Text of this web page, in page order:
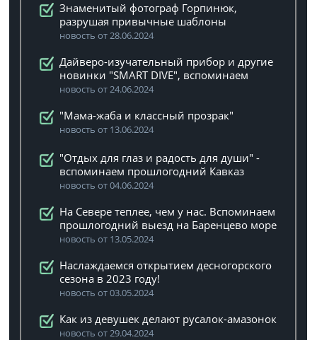
Знаменитый фотограф Горпинюк,
разрушая привычные шаблоны
новость от 28.06.2024
Дайверо-изучательный прибор и другие
новинки "SMART DIVE", вспоминаем
новость от 24.06.2024
"Мама-жаба и классный прозрак"
новость от 13.06.2024
"Отдых для глаз и радость для души" -
вспоминаем прошлогодний Кавказ
новость от 04.06.2024
На Севере теплее, чем у нас. Вспоминаем
прошлогодний выезд на Баренцево море
новость от 13.05.2024
Наслаждаемся открытием десногорского
сезона в 2023 году!
новость от 03.05.2024
Как из девушек делают русалок-амазонок
новость от 29.04.2024